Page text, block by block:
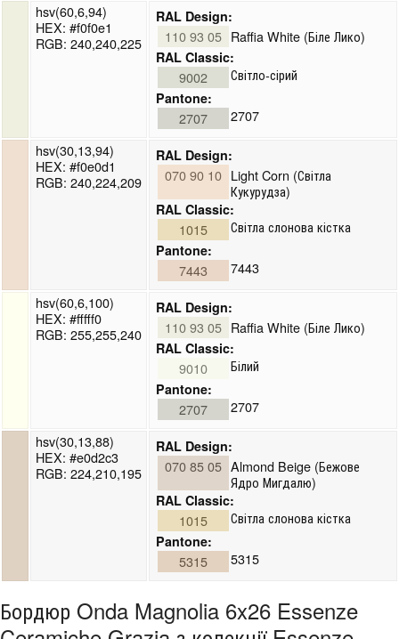
hsv(60,6,94)
HEX: #f0f0e1
RGB: 240,240,225
RAL Design:
110 93 05 Raffia White (Біле Лико)
RAL Classic:
9002 Світло-сірий
Pantone:
2707
2707
hsv(30,13,94)
HEX: #f0e0d1
RGB: 240,224,209
RAL Design:
070 90 10 Light Corn (Світла
Кукурудза)
RAL Classic:
1015 Світла слонова кістка
Pantone:
7443
7443
hsv(60,6,100)
HEX: #fffff0
RGB: 255,255,240
RAL Design:
110 93 05 Raffia White (Біле Лико)
RAL Classic:
9010 Білий
Pantone:
2707
2707
hsv(30,13,88)
HEX: #e0d2c3
RGB: 224,210,195
RAL Design:
070 85 05 Almond Beige (Бежове
Ядро Мигдалю)
RAL Classic:
1015 Світла слонова кістка
Pantone:
5315 5315
Бордюр Onda Magnolia 6x26 Essenze